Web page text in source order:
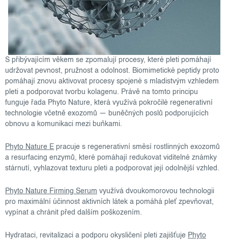
S přibývajícím věkem se zpomalují procesy, které pleti pomáhají
udržovat pevnost, pružnost a odolnost. Biomimetické peptidy proto
pomáhají znovu aktivovat procesy spojené s mladistvým vzhledem
pleti a podporovat tvorbu kolagenu. Právě na tomto principu
funguje řada Phyto Nature, která využívá pokročilé regenerativní
technologie včetně exozomů — buněčných poslů podporujících
obnovu a komunikaci mezi buňkami.
Phyto Nature E pracuje s regenerativní směsí rostlinných exozomů
a resurfacing enzymů, které pomáhají redukovat viditelné známky
stárnutí, vyhlazovat texturu pleti a podporovat její odolnější vzhled.
Phyto Nature Firming Serum využívá dvoukomorovou technologii
pro maximální účinnost aktivních látek a pomáhá pleť zpevňovat,
vypínat a chránit před dalším poškozením.
Hydrataci, revitalizaci a podporu okysličení pleti zajišťuje Phyto